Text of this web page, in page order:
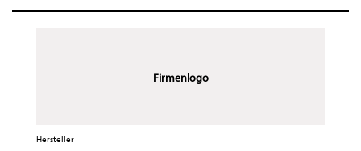
Firmenlogo
Hersteller